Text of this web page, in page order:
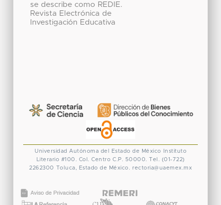
se describe como REDIE.
Revista Electrónica de
Investigación Educativa
Universidad Autónoma del Estado de México
Instituto
Literario #100. Col. Centro C.P. 50000. Tel. (01-722)
2262300 Toluca, Estado de México. rectoria@uaemex.mx